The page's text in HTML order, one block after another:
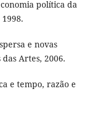
política da
e novas
Artes, 2006.
e tempo, razão e